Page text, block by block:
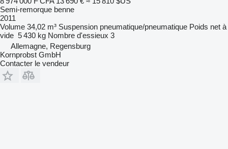
Semi-remorque benne
2011
Volume 34,02 m³ Suspension pneumatique/pneumatique Poids net à
vide 5 430 kg Nombre d'essieux 3
Allemagne, Regensburg
Kornprobst GmbH
Contacter le vendeur